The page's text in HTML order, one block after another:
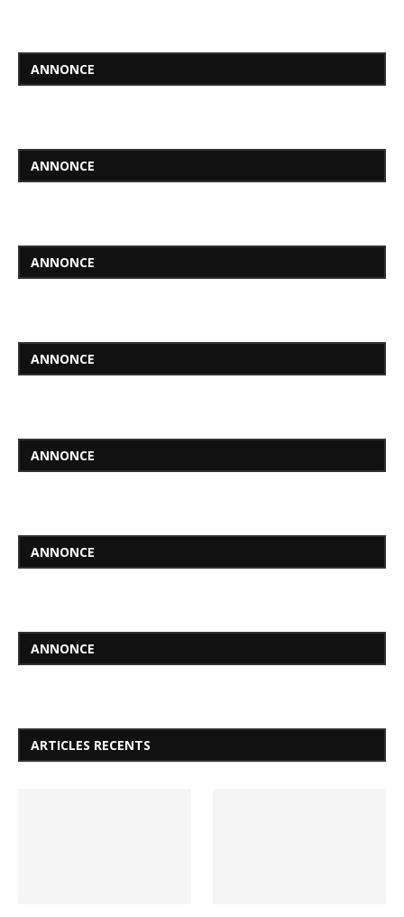
ANNONCE
ANNONCE
ANNONCE
ANNONCE
ANNONCE
ANNONCE
ANNONCE
ARTICLES RECENTS